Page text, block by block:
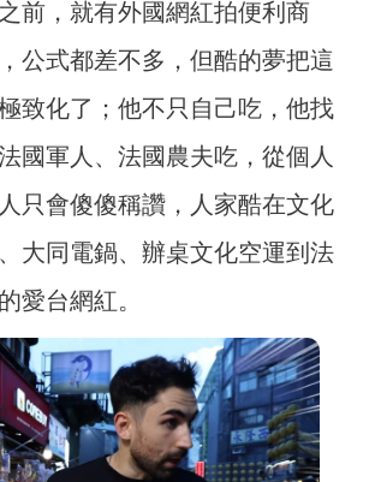
前，就有外國網紅拍便利商
公式都差不多，但酷的夢把這
致化了；他不只自己吃，他找
國軍人、法國農夫吃，從個人
只會傻傻稱讚，人家酷在文化
大同電鍋、辦桌文化空運到法
愛台網紅。